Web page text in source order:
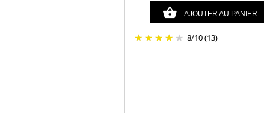
AJOUTER AU PANIER
8/10(13)